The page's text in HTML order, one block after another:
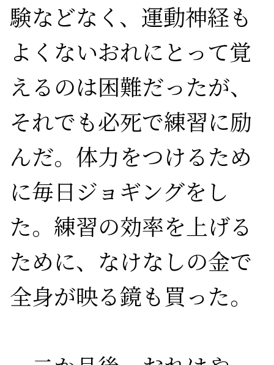
験などなく、運動神経も
よくないおれにとって覚
えるのは困難だったが、
それでも必死で練習に励
んだ。体力をつけるため
に毎日ジョギングをし
た。練習の効率を上げる
ために、なけなしの金で
全身が映る鏡も買った。